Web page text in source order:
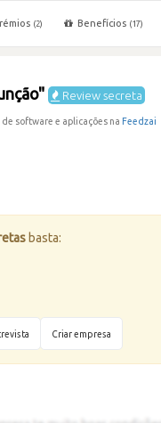
(2) Benefícios (17)
Review secreta
software e aplicações na Feedzai
basta:
Criar empresa